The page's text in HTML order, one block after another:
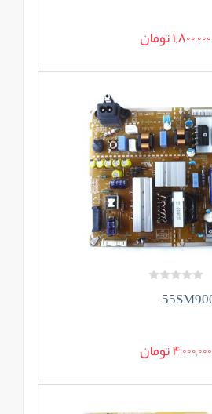
1,800,000 تومان
4,000,000 تومان